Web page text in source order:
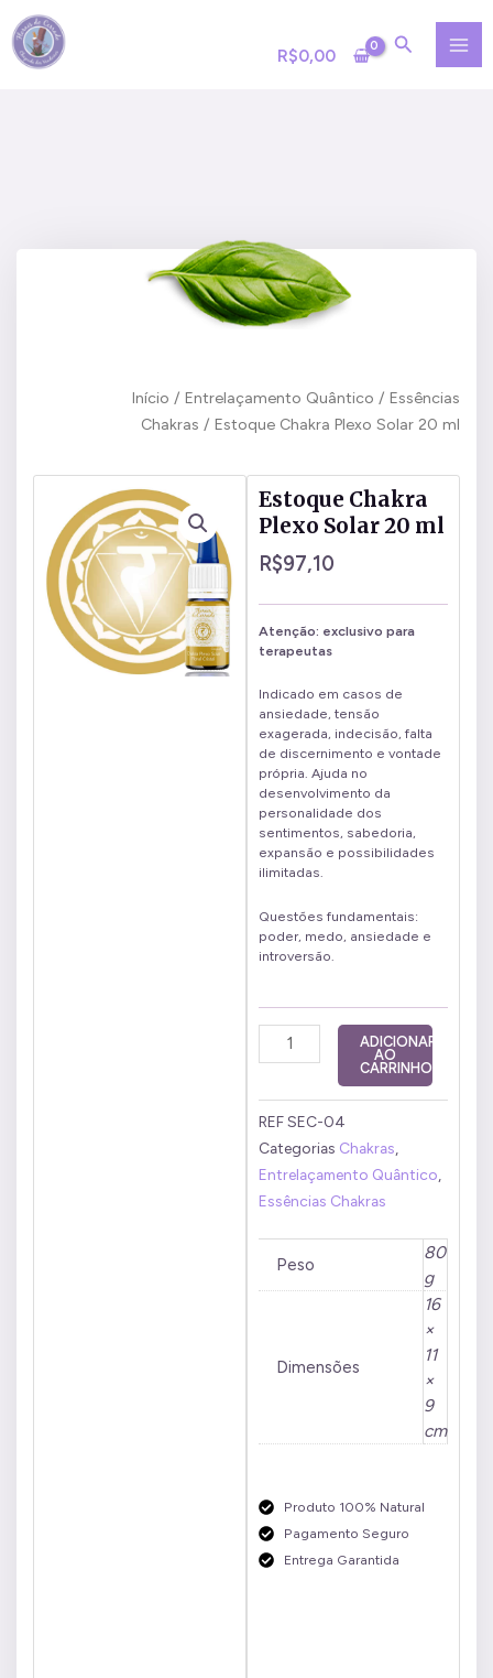
para
R$0,00
Início / Entrelaçamento Quântico / Essências
Chakras / Estoque Chakra Plexo Solar 20 ml
Estoque Chakra
Plexo Solar 20 ml
R$97,10
Atenção: exclusivo para
terapeutas
Indicado em casos de
ansiedade, tensão
exagerada, indecisão, falta
de discernimento e vontade
própria. Ajuda no
desenvolvimento da
personalidade dos
sentimentos, sabedoria,
expansão e possibilidades
ilimitadas.
Questões fundamentais:
poder, medo, ansiedade e
introversão.
Estoque
Chakra
Solar
20
ml
quantidade
ADICIONAR
AO
CARRINHO
REFSEC-04
Categorias Chakras,
Entrelaçamento Quântico,
Essências Chakras
Peso
80
g
Dimensões
16
×
11
×
9
cm
Produto 100% Natural
Pagamento Seguro
Entrega Garantida